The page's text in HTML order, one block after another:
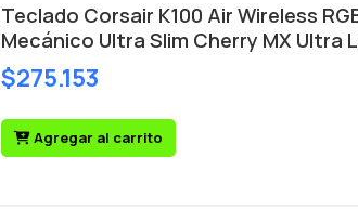
Teclado Corsair K100 Air Wireless
Mecánico Ultra Slim Cherry MX Ultra
$275.153
Agregar al carrito